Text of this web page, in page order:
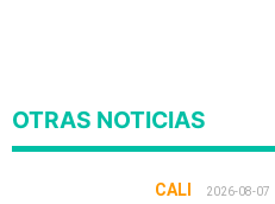
OTRAS NOTICIAS
CALI 2026-08-07